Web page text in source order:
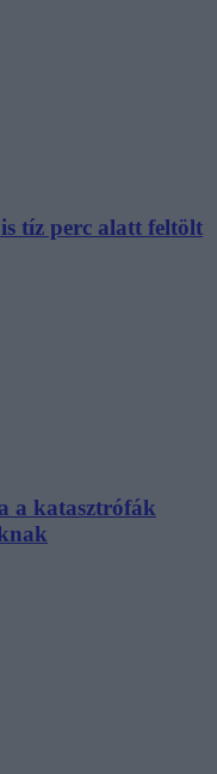
tíz perc alatt feltölt
a katasztrófák